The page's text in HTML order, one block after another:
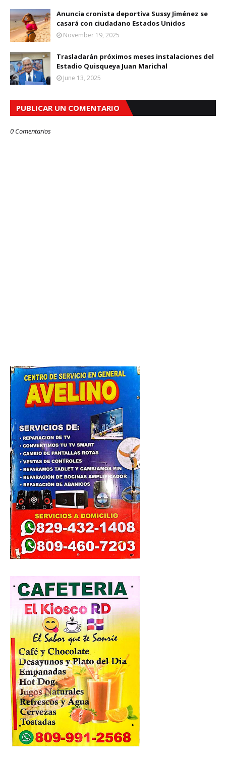
Anuncia cronista deportiva Sussy Jiménez se
casará con ciudadano Estados Unidos
November 19, 2025
Trasladarán próximos meses instalaciones del
Estadio Quisqueya Juan Marichal
June 13, 2025
PUBLICAR UN COMENTARIO
0 Comentarios